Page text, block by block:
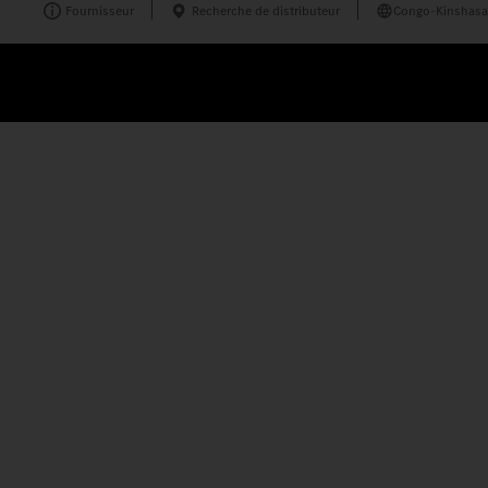
Fournisseur Recherche de distributeur Congo-Kinshasa